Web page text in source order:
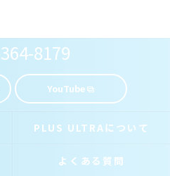
8179
YouTube
PLUS ULTRAについて
よくある質問